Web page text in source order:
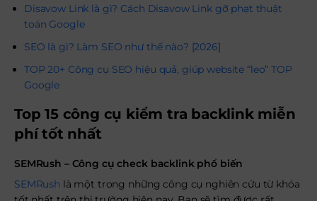
Disavow Link là gì? Cách Disavow Link gỡ phạt thuật
toán Google
SEO là gì? Làm SEO như thế nào? [2026]
TOP 20+ Công cụ SEO hiệu quả, giúp website “leo” TOP
Google
Top 15 công cụ kiểm tra backlink miễn
phí tốt nhất
SEMRush – Công cụ check backlink phổ biến
SEMRush là một trong những công cụ nghiên cứu từ khóa